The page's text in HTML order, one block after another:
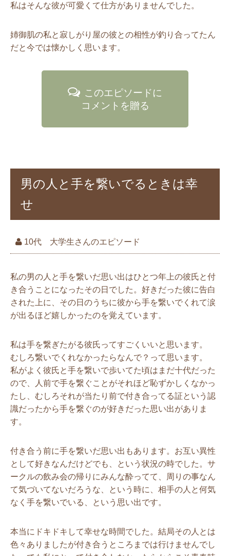
私はそんな彼が可愛くて仕方がありませんでした。
姉御肌の私と寂しがり屋の彼との相性が釣り合ってたん
だと今では懐かしく思います。
このエピソードに
コメントを贈る
男の人と手を繋いでるときは幸
せ
10代 大学生さんのエピソード
私の男の人と手を繋いだ思い出はひとつ年上の彼氏と付
き合うことになったその日でした。好きだった彼に告白
された上に、その日のうちに彼から手を繋いでくれて涙
が出るほど嬉しかったのを覚えています。
私は手を繋ぎたがる彼氏ってすごくいいと思います。
むしろ繋いでくれなかったらなんで？って思います。
私がよく彼氏と手を繋いで歩いてた頃はまだ十代だった
ので、人前で手を繋ぐことがそれほど恥ずかしくなかっ
たし、むしろそれが当たり前で付き合ってる証という認
識だったから手を繋ぐのが好きだった思い出がありま
す。
付き合う前に手を繋いだ思い出もあります。お互い異性
として好きなんだけどでも、という状況の時でした。サ
ークルの飲み会の帰りにみんな酔ってて、周りの事なん
て気づいてないだろうな、という時に、相手の人と何気
なく手を繋いでいる、という思い出です。
本当にドキドキして幸せな時間でした。結局その人とは
色々ありましたが付き合うところまでは行けませんでし